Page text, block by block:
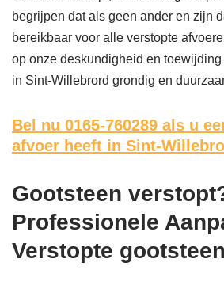
begrijpen dat als geen ander en zijn
bereikbaar voor alle verstopte
op onze deskundigheid en
in Sint-Willebrord grondig en
Bel nu 0165-760289 als u
afvoer heeft in Sint-
Gootsteen
Professionele
Verstopte gootsteen